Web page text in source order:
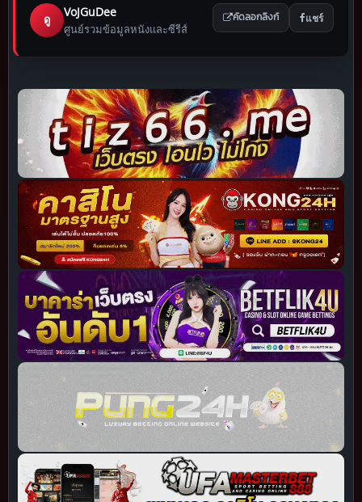
ดู
VoJGuDee
ศูนย์รวมข้อมูลหนังและซีรีส์
คัดลอกลิงก์ แชร์